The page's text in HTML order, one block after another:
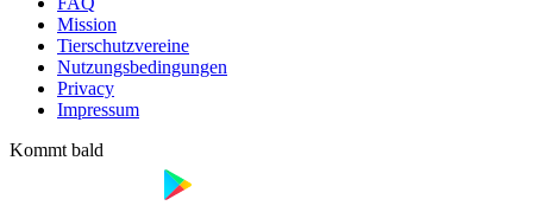
Mission
Tierschutzvereine
Nutzungsbedingungen
Privacy
Impressum
Kommt bald